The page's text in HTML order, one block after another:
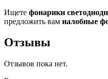
Ищете фонарики
предложить вам налобные
Отзывы
Отзывов пока нет.